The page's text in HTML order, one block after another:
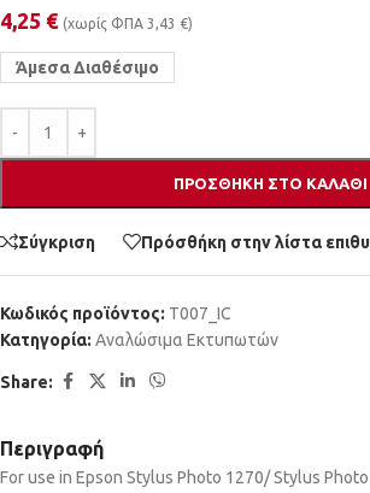
4,25 € (χωρίς ΦΠΑ 3,43 €)
Άμεσα Διαθέσιμο
ΠΡΟΣΘΉΚΗ ΣΤΟ ΚΑΛΆΘΙ
Σύγκριση Πρόσθήκη στην λίστα
Κωδικός προϊόντος: T007_IC
Κατηγορία: Αναλώσιμα Εκτυπωτών
Share:
Περιγραφή
For use in Epson Stylus Photo 1270/ Stylus